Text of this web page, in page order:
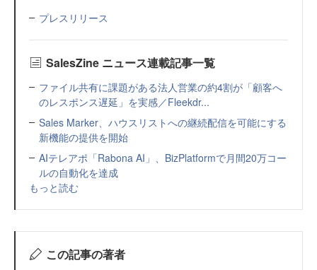
プレスリリース
SalesZine ニュース連載記事一覧
ファイル共有に課題がある法人営業の約4割が「顧客へ
のレスポンス遅延」を実感／Fleekdr...
Sales Marker、ハウスリストへの継続配信を可能にする
新機能の提供を開始
AIテレアポ「Rabona AI」、BizPlatformで月間20万コー
ルの自動化を達成
もっと読む
この記事の著者